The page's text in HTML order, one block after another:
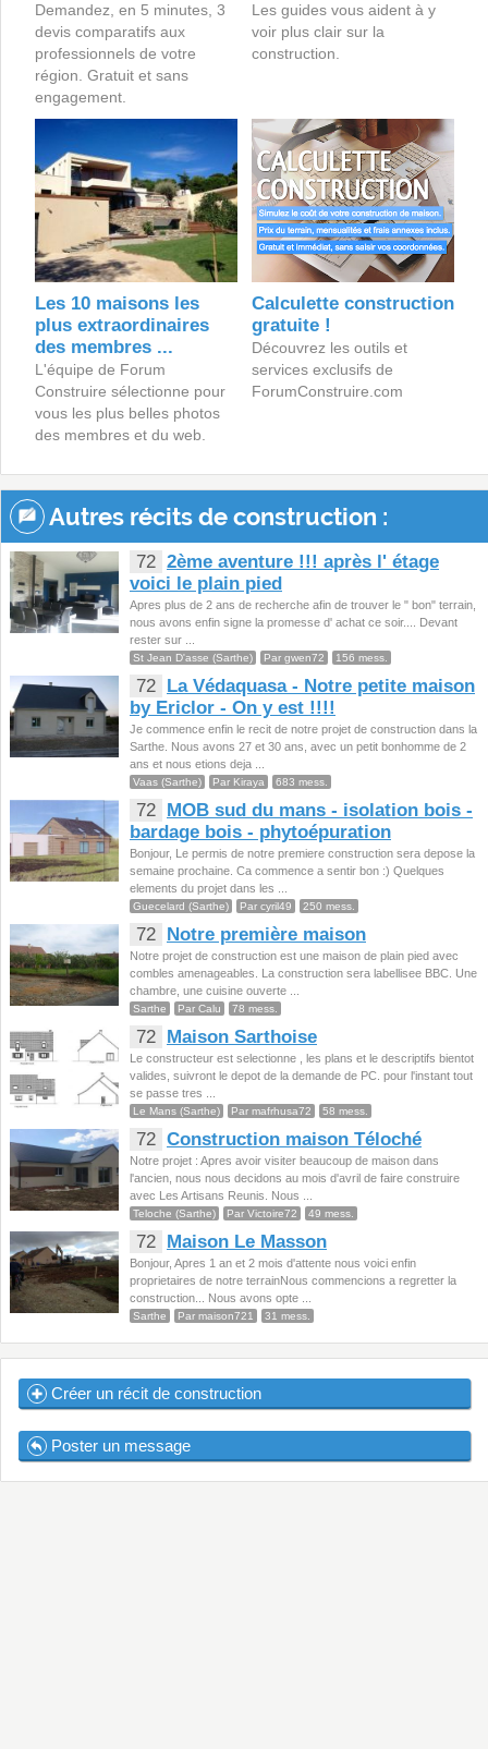
Demandez, en 5 minutes, 3
devis comparatifs aux
professionnels de votre
région. Gratuit et sans
engagement.
Les guides vous aident à y
voir plus clair sur la
construction.
Les 10 maisons les
plus extraordinaires
des membres ...
L'équipe de Forum
Construire sélectionne pour
vous les plus belles photos
des membres et du web.
Calculette construction
gratuite !
Découvrez les outils et
services exclusifs de
ForumConstruire.com
Autres récits de construction :
72 2ème aventure !!! après l' étage
voici le plain pied
Apres plus de 2 ans de recherche afin de trouver le " bon" terrain,
nous avons enfin signe la promesse d' achat ce soir.... Devant
rester sur ...
St Jean D'asse (Sarthe) Par gwen72 156 mess.
72
La Védaquasa - Notre petite maison
by Ericlor - On y est !!!!
Je commence enfin le recit de notre projet de construction dans la
Sarthe. Nous avons 27 et 30 ans, avec un petit bonhomme de 2
ans et nous etions deja ...
Vaas (Sarthe) Par Kiraya 683 mess.
72
MOB sud du mans - isolation bois -
bardage bois - phytoépuration
Bonjour, Le permis de notre premiere construction sera depose la
semaine prochaine. Ca commence a sentir bon :) Quelques
elements du projet dans les ...
Guecelard (Sarthe) Par cyril49 250 mess.
72 Notre première maison
Notre projet de construction est une maison de plain pied avec
combles amenageables. La construction sera labellisee BBC. Une
chambre, une cuisine ouverte ...
Sarthe Par Calu 78 mess.
72 Maison Sarthoise
Le constructeur est selectionne , les plans et le descriptifs bientot
valides, suivront le depot de la demande de PC. pour l'instant tout
se passe tres ...
Le Mans (Sarthe) Par mafrhusa72 58 mess.
72 Construction maison Téloché
Notre projet : Apres avoir visiter beaucoup de maison dans
l'ancien, nous nous decidons au mois d'avril de faire construire
avec Les Artisans Reunis. Nous ...
Teloche (Sarthe) Par Victoire72 49 mess.
72 Maison Le Masson
Bonjour, Apres 1 an et 2 mois d'attente nous voici enfin
proprietaires de notre terrainNous commencions a regretter la
construction... Nous avons opte ...
Sarthe Par maison721 31 mess.
Créer un récit de construction
Poster un message